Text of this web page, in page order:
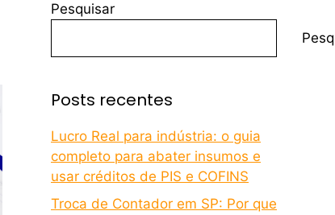
Pesquisar
Posts recentes
Lucro Real para indústria: o guia
completo para abater insumos e
usar créditos de PIS e COFINS
Troca de Contador em SP: Por que